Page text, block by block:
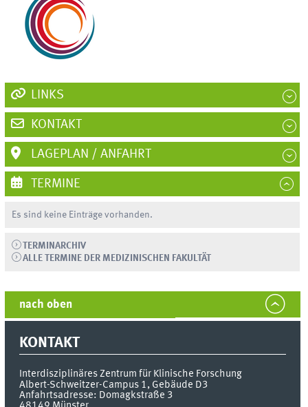
LINKS
KONTAKT
LAGEPLAN / ANFAHRT
TERMINE
Es sind keine Einträge vorhanden.
TERMINARCHIV
ALLE TERMINE DER MEDIZINISCHEN FAKULTÄT
nach oben
KONTAKT
Interdisziplinäres Zentrum für Klinische Forschung
Albert-Schweitzer-Campus 1, Gebäude D3
Anfahrtsadresse: Domagkstraße 3